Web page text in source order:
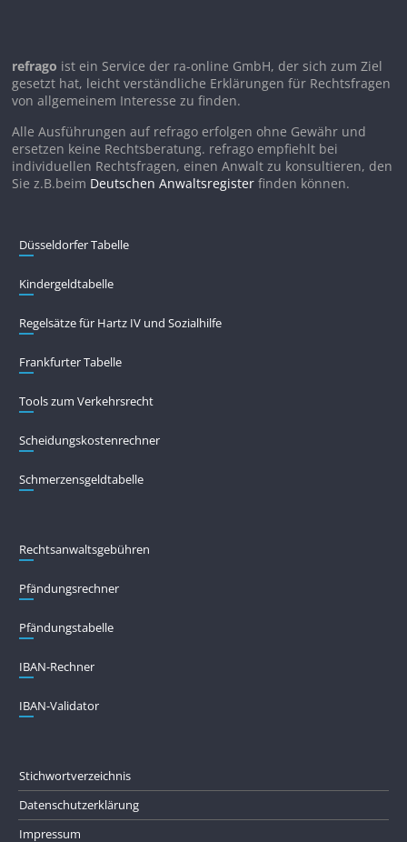
refrago ist ein Service der ra-online GmbH, der sich zum Ziel
gesetzt hat, leicht verständliche Erklärungen für Rechtsfragen
von allgemeinem Interesse zu finden.
Alle Ausführungen auf refrago erfolgen ohne Gewähr und
ersetzen keine Rechtsberatung. refrago empfiehlt bei
individuellen Rechtsfragen, einen Anwalt zu konsultieren, den
Sie z.B.beim Deutschen Anwaltsregister finden können.
Düsseldorfer Tabelle
Kindergeldtabelle
Regelsätze für Hartz IV und Sozialhilfe
Frankfurter Tabelle
Tools zum Verkehrsrecht
Scheidungskostenrechner
Schmerzensgeldtabelle
Rechtsanwaltsgebühren
Pfändungs­rechner
Pfändungs­tabelle
IBAN-Rechner
IBAN-Validator
Stichwortverzeichnis
Datenschutzerklärung
Impressum